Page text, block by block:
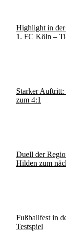
Highlight in
1. FC Köln –
Starker Auftritt:
zum 4:1
Duell der
Hilden zum
Fußballfest in
Testspiel